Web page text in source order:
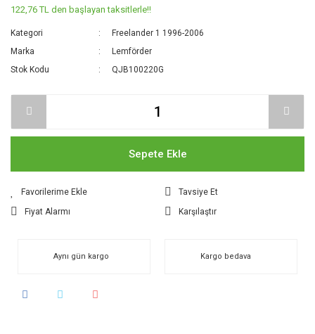
122,76 TL den başlayan taksitlerle!!
Kategori
Freelander 1 1996-2006
Marka
Lemförder
Stok Kodu
QJB100220G
Sepete Ekle
Tavsiye Et
Fiyat Alarmı
Karşılaştır
Aynı gün kargo Kargo bedava